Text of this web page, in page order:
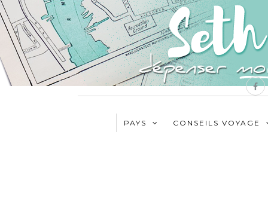
PAYS CONSEILS VOYAGE